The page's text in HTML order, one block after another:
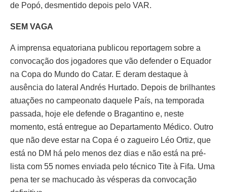
de Popó, desmentido depois pelo VAR.
SEM VAGA
A imprensa equatoriana publicou reportagem sobre a
convocação dos jogadores que vão defender o Equador
na Copa do Mundo do Catar. E deram destaque à
ausência do lateral Andrés Hurtado. Depois de brilhantes
atuações no campeonato daquele País, na temporada
passada, hoje ele defende o Bragantino e, neste
momento, está entregue ao Departamento Médico. Outro
que não deve estar na Copa é o zagueiro Léo Ortiz, que
está no DM há pelo menos dez dias e não está na pré-
lista com 55 nomes enviada pelo técnico Tite à Fifa. Uma
pena ter se machucado às vésperas da convocação